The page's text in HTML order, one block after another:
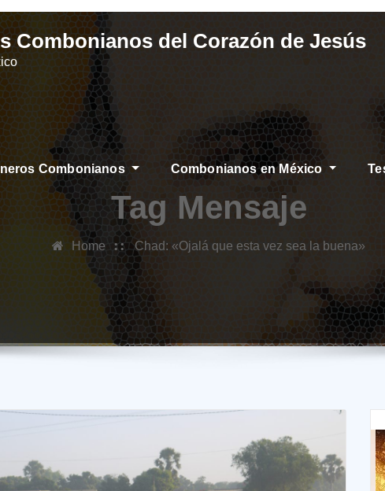
Combonianos del Corazón de Jesús
Combonianos Combonianos en México
Tag Mensaje
Home Chad: «Ojalá que esta vez sea la buena»